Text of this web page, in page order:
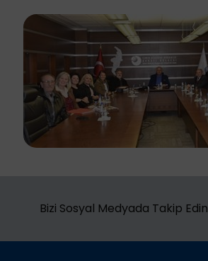
Bizi Sosyal Medyada Takip Edin